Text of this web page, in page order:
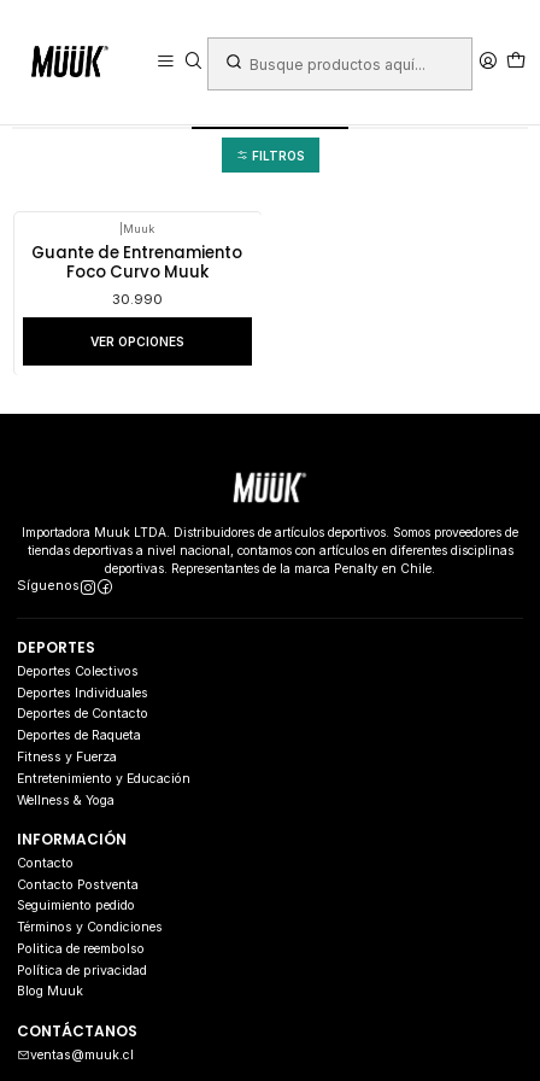
Curvo
FILTROS
Muuk
Guante de Entrenamiento
Foco Curvo Muuk
30.990
VER OPCIONES
Importadora Muuk LTDA. Distribuidores de artículos deportivos. Somos proveedores de
tiendas deportivas a nivel nacional, contamos con artículos en diferentes disciplinas
deportivas. Representantes de la marca Penalty en Chile.
Síguenos
DEPORTES
Deportes Colectivos
Deportes Individuales
Deportes de Contacto
Deportes de Raqueta
Fitness y Fuerza
Entretenimiento y Educación
Wellness & Yoga
INFORMACIÓN
Contacto
Contacto Postventa
Seguimiento pedido
Términos y Condiciones
Politica de reembolso
Política de privacidad
Blog Muuk
CONTÁCTANOS
ventas@muuk.cl